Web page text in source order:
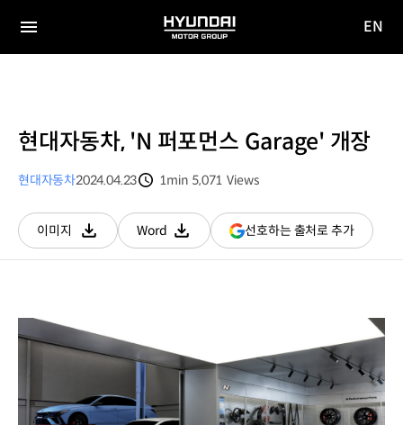
전체
HYUNDAI
MOTOR
EN
현대자동차, 'N 퍼포먼스 Garage' 개장
현대자동차2024.04.23
1min 5,071 Views
이미지
다운로드
Word
다운로드
선호하는 출처로 추가(새
창